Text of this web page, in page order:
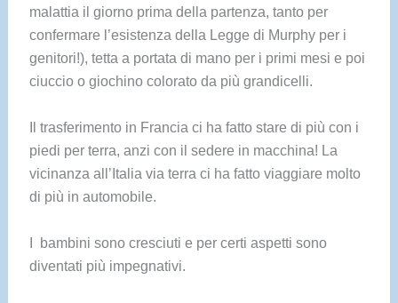
malattia il giorno prima della partenza, tanto per
confermare l’esistenza della Legge di Murphy per i
genitori!), tetta a portata di mano per i primi mesi e poi
ciuccio o giochino colorato da più grandicelli.
Il trasferimento in Francia ci ha fatto stare di più con i
piedi per terra, anzi con il sedere in macchina! La
vicinanza all’Italia via terra ci ha fatto viaggiare molto
di più in automobile.
I bambini sono cresciuti e per certi aspetti sono
diventati più impegnativi.